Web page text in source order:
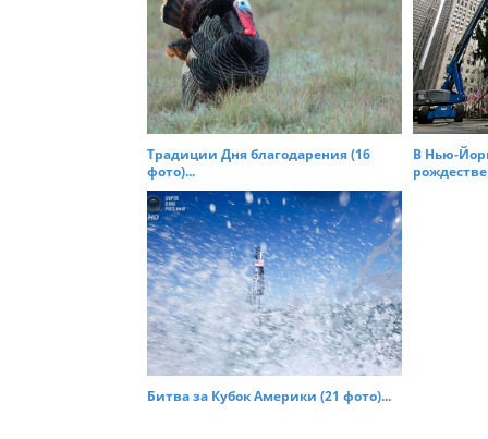
Традиции Дня благодарения (16
фото)...
В Нью-
Битва за Кубок Америки (21 фото)...